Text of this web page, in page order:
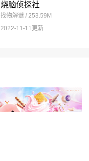
烧脑侦探社
找物解谜 / 253.59M
2022-11-11更新